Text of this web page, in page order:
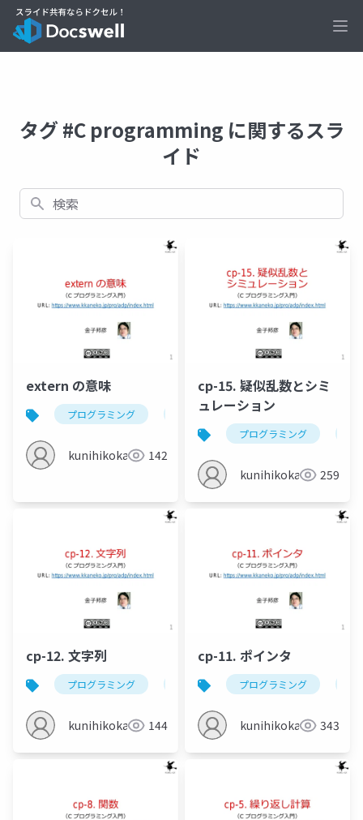
タグ #C programming に関するスラ
イド
検索
extern の意味
プログラミング extern
kunihikokaneko142
cp-15. 疑似乱数とシミ
ュレーション
プログラミング
kunihikokaneko259
cp-12. 文字列
プログラミング 文字列の末尾 文字列
kunihikokaneko144
cp-11. ポインタ
プログラミング
kunihikokaneko343